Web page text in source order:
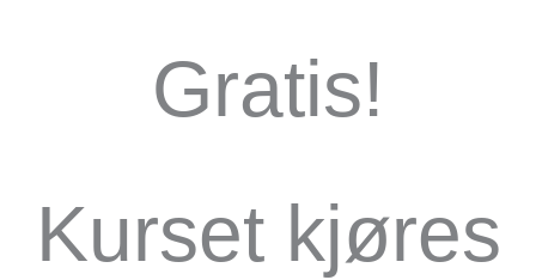
Gratis!
Kurset kjøres